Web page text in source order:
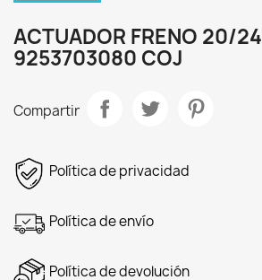
ACTUADOR FRENO 20/24
9253703080 COJ
Compartir
Política de privacidad
Política de envío
Política de devolución